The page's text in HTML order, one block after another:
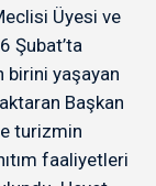
Üyesi ve
Şubat’ta
birini yaşayan
Başkan
turizmin
faaliyetleri